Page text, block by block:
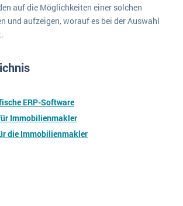
Das sind die 6
für Abfallentsorger
in Ihrem ERP- oder FSM-System: clever und effizient
SOFTWARE
auf die Möglichkeiten einer solchen
und aufzeigen, worauf es bei der Auswahl
ERP-Software
Immobilienmakler
die Immobilienmakler